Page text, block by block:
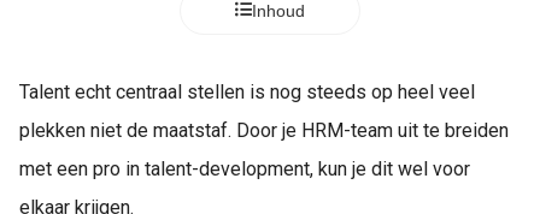
Inhoud
Talent echt centraal stellen is nog steeds op heel veel
plekken niet de maatstaf. Door je HRM-team uit te breiden
met een pro in talent-development, kun je dit wel voor
elkaar krijgen.